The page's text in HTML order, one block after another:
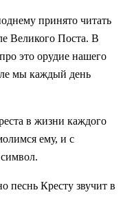
принято читать
Великого Поста. В
это орудие нашего
мы каждый день
в жизни каждого
ему, и с
песнь Кресту звучит в